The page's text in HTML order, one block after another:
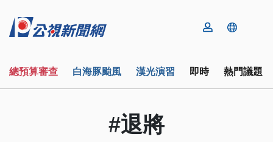
總預算審查 白海豚颱風 漢光演習 即時 熱門議題
#退將